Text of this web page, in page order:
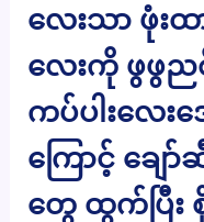
လေးသာ ဖုံး
လေးကို ဖွဖွည
ကပ်ပါးလေး
ကြောင့် ချ
တွေ ထွက်ပြီ